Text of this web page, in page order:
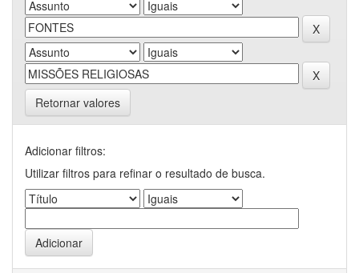
Retornar valores
Adicionar filtros:
Utilizar filtros para refinar o resultado de busca.